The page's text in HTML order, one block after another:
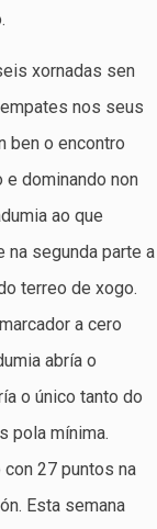
xornadas sen
nos seus
ben o encontro
e dominando non
ao que
segunda parte a
terreo de xogo.
a cero
abría o
o único tanto do
pola mínima.
27 puntos na
Esta semana